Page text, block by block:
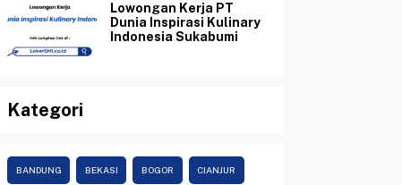
Lowongan Kerja PT
Dunia Inspirasi Kulinary
Indonesia Sukabumi
Kategori
BANDUNG BEKASI BOGOR CIANJUR